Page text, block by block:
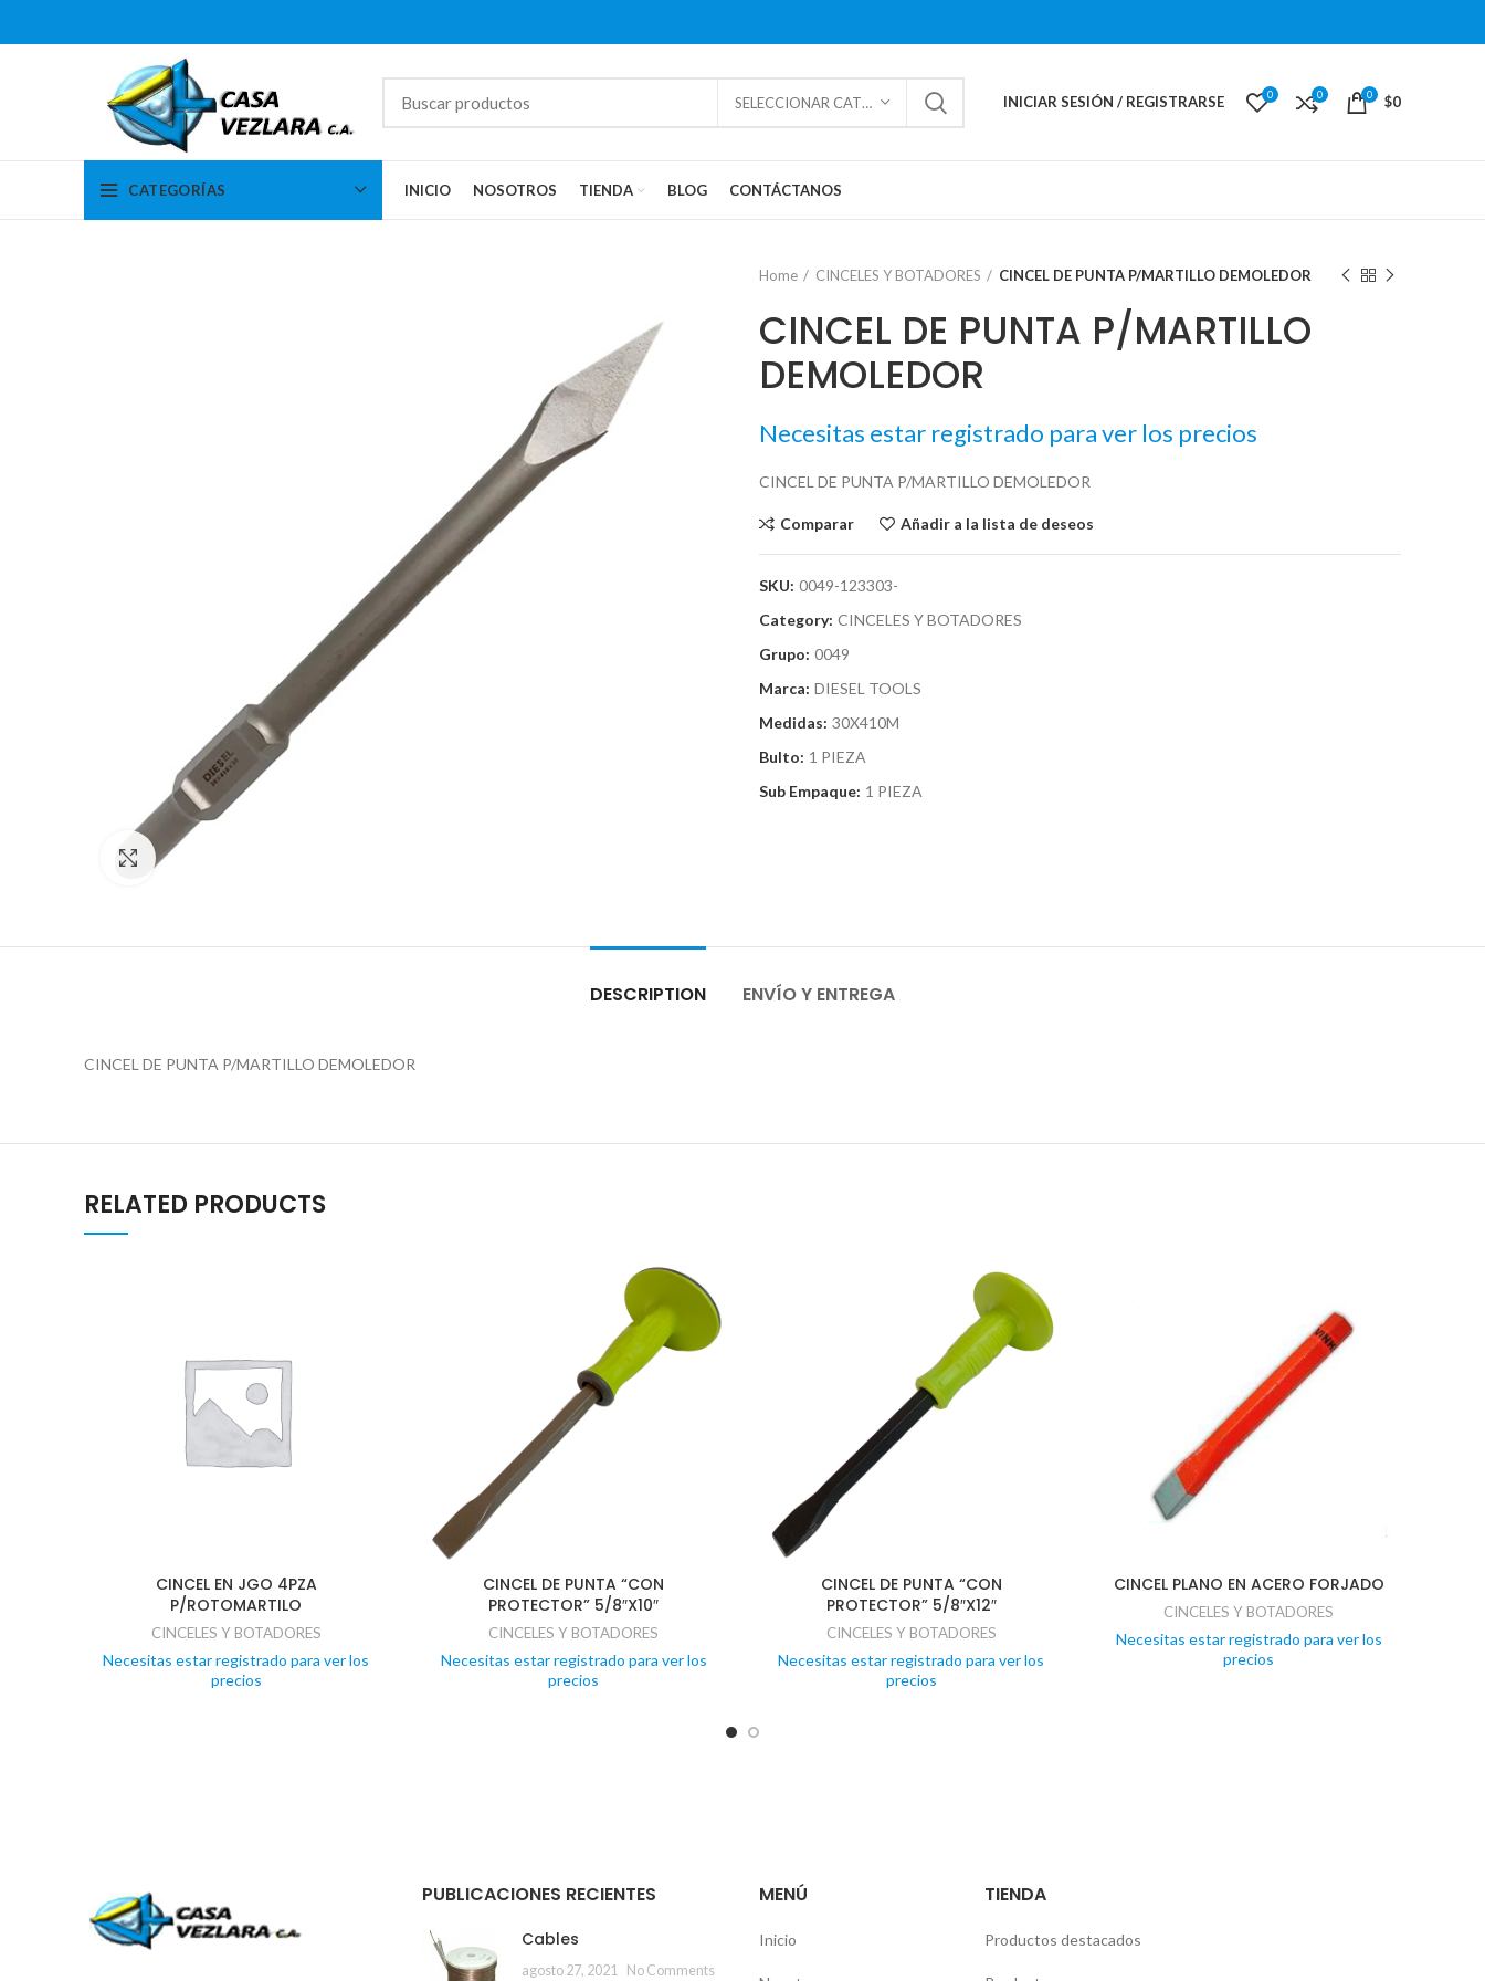
SELECCIONAR CATEGORÍAS INICIAR SESIÓN / REGISTRARSE 0 0 0 $0
CATEGORÍAS INICIO NOSOTROS TIENDA BLOG CONTÁCTANOS
Click para agrandar
Home CINCELES Y BOTADORES CINCEL DE PUNTA P/MARTILLO DEMOLEDOR
CINCEL DE PUNTA P/MARTILLO
DEMOLEDOR
Necesitas estar registrado para ver los precios
CINCEL DE PUNTA P/MARTILLO DEMOLEDOR
Comparar Añadir a la lista de deseos
SKU: 0049-123303-
Category: CINCELES Y BOTADORES
Grupo: 0049
Marca: DIESEL TOOLS
Medidas: 30X410M
Bulto: 1 PIEZA
Sub Empaque: 1 PIEZA
DESCRIPTION ENVÍO Y ENTREGA
CINCEL DE PUNTA P/MARTILLO DEMOLEDOR
RELATED PRODUCTS
CINCEL EN JGO 4PZA
P/ROTOMARTILO
CINCELES Y BOTADORES
Necesitas estar registrado para ver los
precios
CINCEL DE PUNTA “CON
PROTECTOR” 5/8″X10″
CINCELES Y BOTADORES
Necesitas estar registrado para ver los
precios
CINCEL DE PUNTA “CON
PROTECTOR” 5/8″X12″
CINCELES Y BOTADORES
Necesitas estar registrado para ver los
precios
CINCEL PLANO EN ACERO FORJADO
CINCELES Y BOTADORES
Necesitas estar registrado para ver los
precios
PUBLICACIONES RECIENTES
Cables
agosto 27, 2021 No Comments
MENÚ
Inicio
TIENDA
Productos destacados